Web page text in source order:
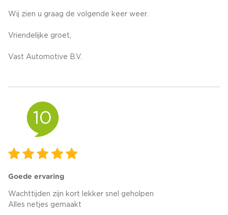
Wij zien u graag de volgende keer weer.
Vriendelijke groet,
Vast Automotive B.V.
10
Goede ervaring
Wachttijden zijn kort lekker snel geholpen
Alles netjes gemaakt